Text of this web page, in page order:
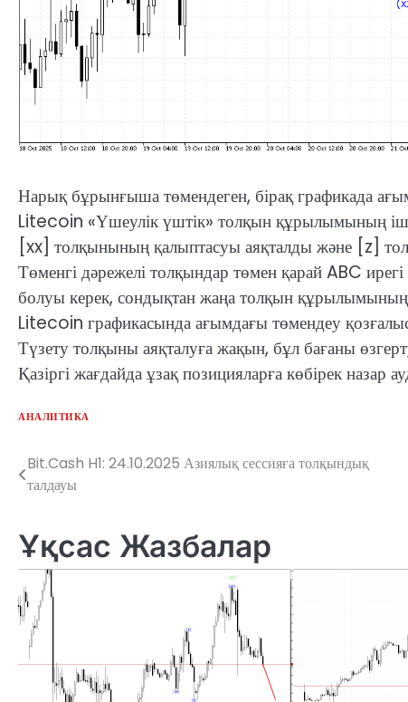
Нарық бұрынғыша төмендеген, бірақ графикада
Litecoin «Үшеулік үштік» толқын құрылымының
[xx] толқынының қалыптасуы аяқталды және [z]
Төменгі дәрежелі толқындар төмен қарай ABC
болуы керек, сондықтан жаңа толқын
Litecoin графикасында ағымдағы төмендеу
Түзету толқыны аяқталуға жақын, бұл бағаны
Қазіргі жағдайда ұзақ позицияларға көбірек назар
АНАЛИТИКА
Навигация
записям
Bit.Cash H1: 24.10.2025 Азиялық сессияға толқындық
талдауы
Ұқсас Жазбалар